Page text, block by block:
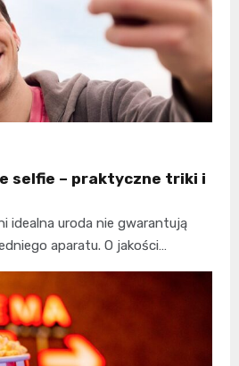
selfie – praktyczne triki i
idealna uroda nie gwarantują
aparatu. O jakości…